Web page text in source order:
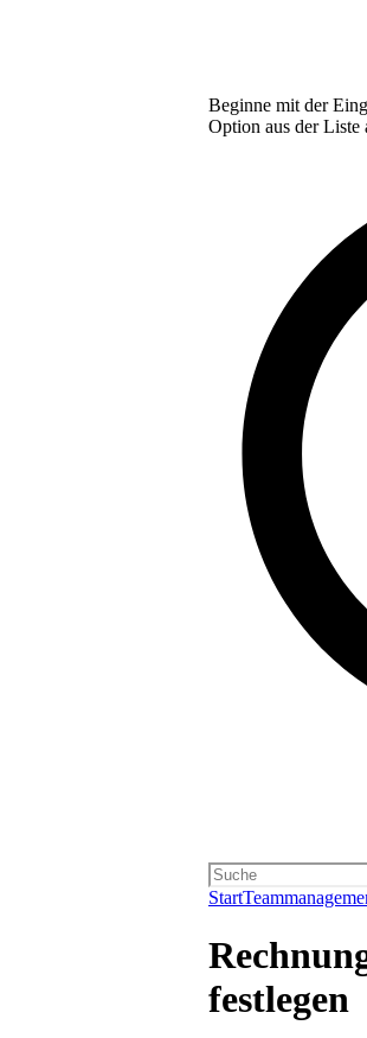
Beginne mit der
Option aus der Liste
Start
festlegen